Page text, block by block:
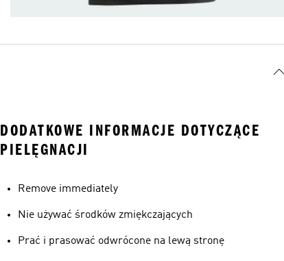
DODATKOWE INFORMACJE DOTYCZĄCE
PIELĘGNACJI
Remove immediately
Nie używać środków zmiękczających
Prać i prasować odwrócone na lewą stronę